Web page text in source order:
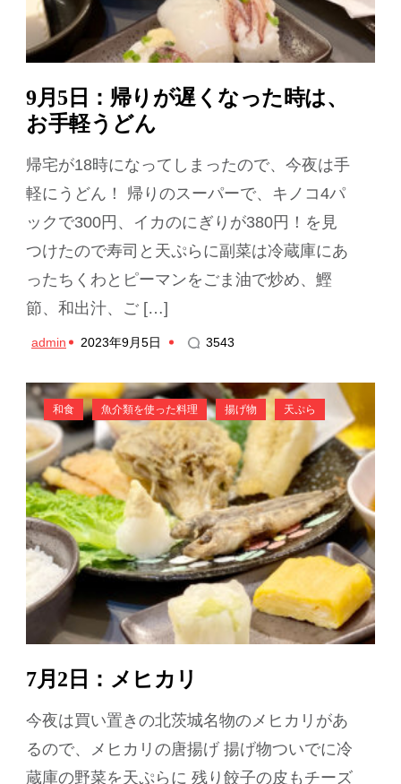
9月5日：帰りが遅くなった時は、
お手軽うどん
帰宅が18時になってしまったので、今夜は手
軽にうどん！ 帰りのスーパーで、キノコ4パ
ックで300円、イカのにぎりが380円！を見
つけたので寿司と天ぷらに副菜は冷蔵庫にあ
ったちくわとピーマンをごま油で炒め、鰹
節、和出汁、ご […]
admin 2023年9月5日 3543
和食 魚介類を使った料理 揚げ物 天ぷら
7月2日：メヒカリ
今夜は買い置きの北茨城名物のメヒカリがあ
るので、メヒカリの唐揚げ 揚げ物ついでに冷
蔵庫の野菜を天ぷらに 残り餃子の皮もチーズ